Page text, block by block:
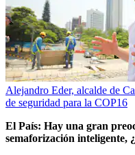
Alejandro Eder, alcalde de
de seguridad para la COP16
El País: Hay una gran
semaforización inteligente,